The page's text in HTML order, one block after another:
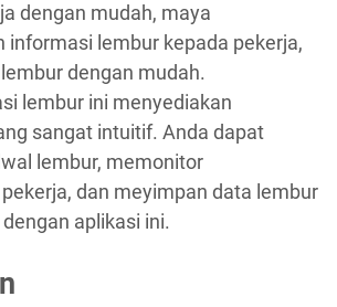
dengan mudah, maya
informasi lembur kepada pekerja,
dengan mudah.
lembur ini menyediakan
sangat intuitif. Anda dapat
lembur, memonitor
dan meyimpan data lembur
aplikasi ini.